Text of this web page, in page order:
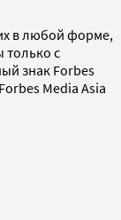
в любой форме,
только с
знак Forbes
Media Asia